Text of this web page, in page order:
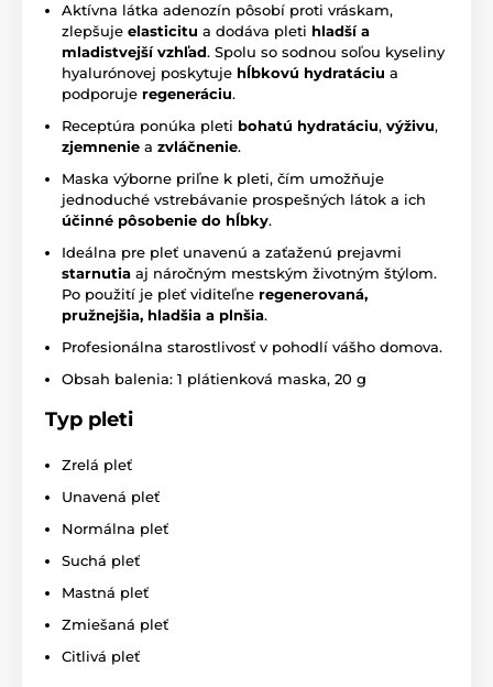
Aktívna látka adenozín pôsobí proti vráskam,
zlepšuje elasticitu a dodáva pleti hladší a
mladistvejší vzhľad. Spolu so sodnou soľou kyseliny
hyalurónovej poskytuje hĺbkovú hydratáciu a
podporuje regeneráciu.
Receptúra ponúka pleti bohatú hydratáciu, výživu,
zjemnenie a zvláčnenie.
Maska výborne priľne k pleti, čím umožňuje
jednoduché vstrebávanie prospešných látok a ich
účinné pôsobenie do hĺbky.
Ideálna pre pleť unavenú a zaťaženú prejavmi
starnutia aj náročným mestským životným štýlom.
Po použití je pleť viditeľne regenerovaná,
pružnejšia, hladšia a plnšia.
Profesionálna starostlivosť v pohodlí vášho domova.
Obsah balenia: 1 plátienková maska, 20 g
Typ pleti
Zrelá pleť
Unavená pleť
Normálna pleť
Suchá pleť
Mastná pleť
Zmiešaná pleť
Citlivá pleť